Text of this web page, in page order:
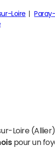
Loire
Loire
pour un